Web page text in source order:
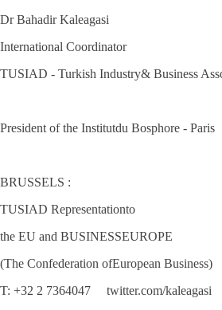
Dr Bahadir Kaleagasi
International Coordinator
TUSIAD - Turkish Industry& Business
President of the Institutdu Bosphore - Paris
BRUSSELS :
TUSIAD Representationto
the EU and BUSINESSEUROPE
(The Confederation ofEuropean Business)
T: +32 2 7364047 twitter.com/kaleagasi